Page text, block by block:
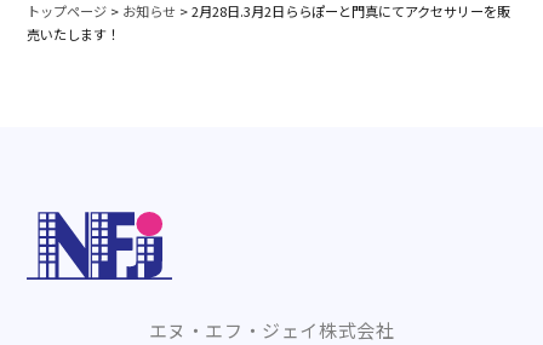
トップページ > お知らせ >2月28日.3月2日ららぽーと門真にてアクセサリーを販
売いたします！
エヌ・エフ・ジェイ株式会社